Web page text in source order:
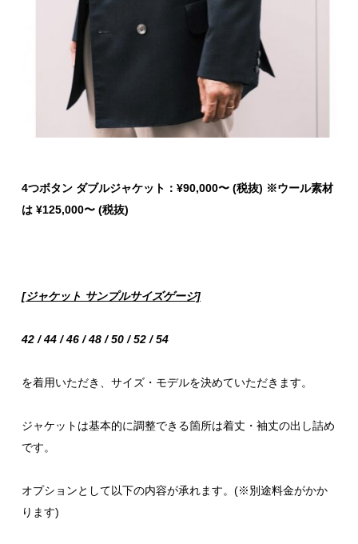
4つボタン ダブルジャケット： ¥90,000〜 (税抜) ※ウール素材
は ¥125,000〜 (税抜)
[ジャケット サンプルサイズゲージ]
42 / 44 / 46 / 48 / 50 / 52 / 54
を着用いただき、サイズ・モデルを決めていただきます。
ジャケットは基本的に調整できる箇所は着丈・袖丈の出し詰め
です。
オプションとして以下の内容が承れます。(※別途料金がかか
ります)